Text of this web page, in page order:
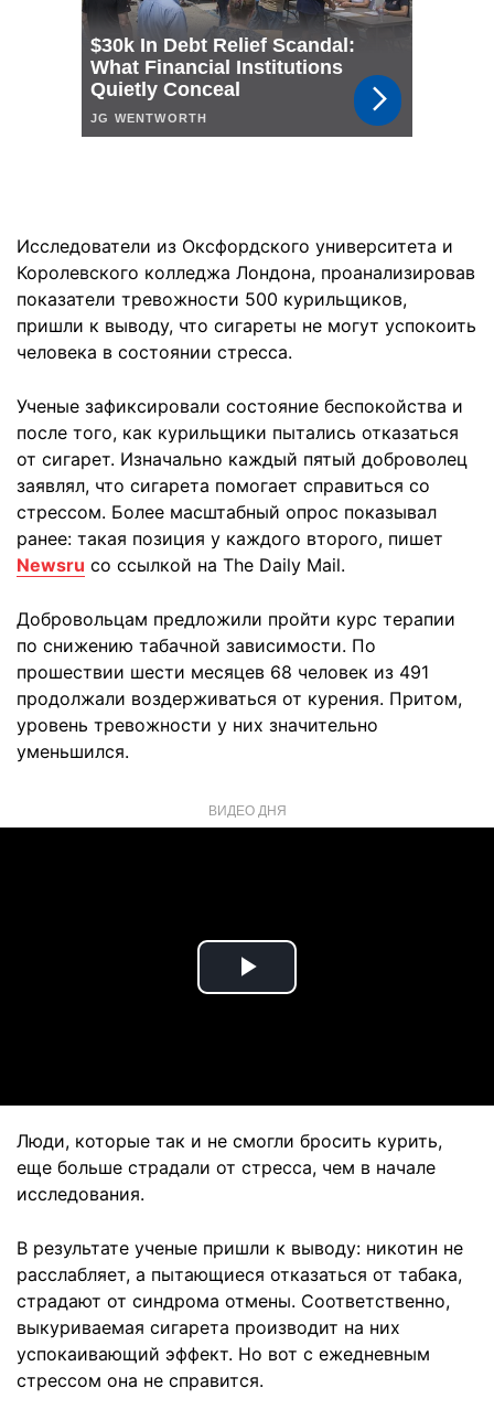
Исследователи из Оксфордского университета и
Королевского колледжа Лондона, проанализировав
показатели тревожности 500 курильщиков,
пришли к выводу, что сигареты не могут успокоить
человека в состоянии стресса.
Ученые зафиксировали состояние беспокойства и
после того, как курильщики пытались отказаться
от сигарет. Изначально каждый пятый доброволец
заявлял, что сигарета помогает справиться со
стрессом. Более масштабный опрос показывал
ранее: такая позиция у каждого второго, пишет
Newsru со ссылкой на The Daily Mail.
Добровольцам предложили пройти курс терапии
по снижению табачной зависимости. По
прошествии шести месяцев 68 человек из 491
продолжали воздерживаться от курения. Притом,
уровень тревожности у них значительно
уменьшился.
ВИДЕО ДНЯ
Play
Люди, которые так и не смогли бросить курить,
еще больше страдали от стресса, чем в начале
исследования.
В результате ученые пришли к выводу: никотин не
расслабляет, а пытающиеся отказаться от табака,
страдают от синдрома отмены. Соответственно,
выкуриваемая сигарета производит на них
успокаивающий эффект. Но вот с ежедневным
стрессом она не справится.